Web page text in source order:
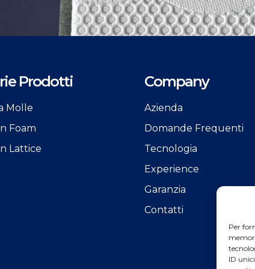
Per
ID
Prodotti
Molle
Foam
Lattice
Company
Azienda
Domande Frequenti
Tecnologia
Experience
Garanzia
Contatti